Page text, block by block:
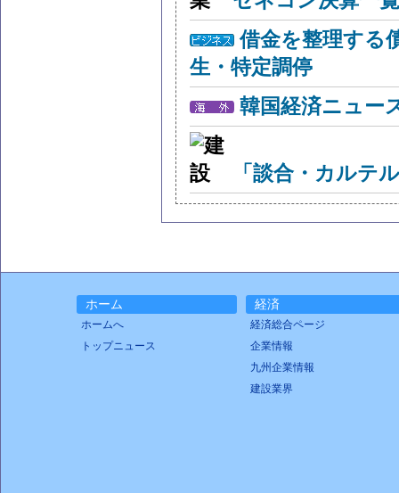
借金を整理する
生・特定調停
韓国経済ニュー
「談合・カルテ
ホーム
ホームへ
トップニュース
経済
経済総合ページ
企業情報
九州企業情報
建設業界